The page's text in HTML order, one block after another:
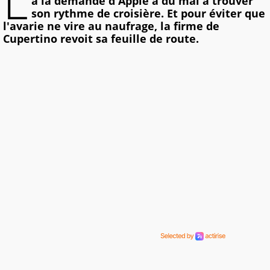
son rythme de croisière. Et pour éviter que
l'avarie ne vire au naufrage, la firme de
Cupertino revoit sa feuille de route.